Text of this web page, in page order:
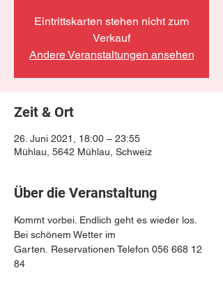
Eintrittskarten stehen nicht zum
Verkauf
Andere Veranstaltungen ansehen
Zeit & Ort
26. Juni 2021, 18:00 – 23:55
Mühlau, 5642 Mühlau, Schweiz
Über die Veranstaltung
Kommt vorbei. Endlich geht es wieder los.
Bei schönem Wetter im
Garten. Reservationen Telefon 056 668 12
84